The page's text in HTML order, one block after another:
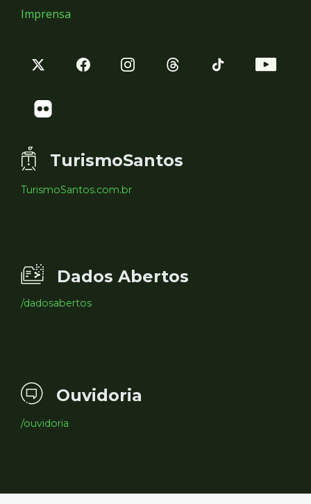
Imprensa
TurismoSantos
TurismoSantos.com.br
Dados Abertos
/dadosabertos
Ouvidoria
/ouvidoria